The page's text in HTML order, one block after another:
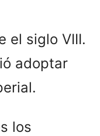
el siglo VIII.
adoptar
los